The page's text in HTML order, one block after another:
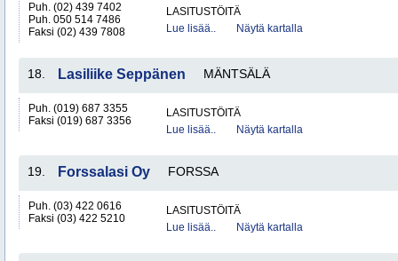
Puh. (02) 439 7402
Puh. 050 514 7486
Faksi (02) 439 7808
LASITUSTÖITÄ
Lue lisää..
Näytä kartalla
18. Lasiliike Seppänen MÄNTSÄLÄ
Puh. (019) 687 3355
Faksi (019) 687 3356
LASITUSTÖITÄ
Lue lisää..
Näytä kartalla
19. Forssalasi Oy FORSSA
Puh. (03) 422 0616
Faksi (03) 422 5210
LASITUSTÖITÄ
Lue lisää..
Näytä kartalla